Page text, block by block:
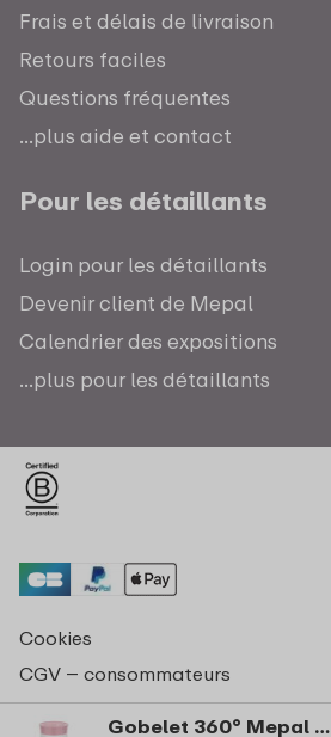
Gobelet 360° Mepal Mio 300 ml - Fairy Garden
Frais et délais de livraison
Retours faciles
Questions fréquentes
...plus aide et contact
Pour les détaillants
Login pour les détaillants
Devenir client de Mepal
Calendrier des expositions
...plus pour les détaillants
Cookies
CGV – consommateurs
Déclaration de confidentialité